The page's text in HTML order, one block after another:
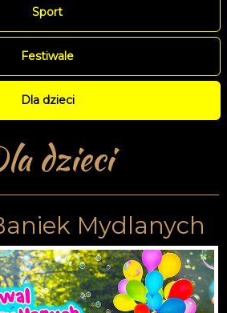
Sport
Festiwale
Dla dzieci
dzieci
Mydlanych